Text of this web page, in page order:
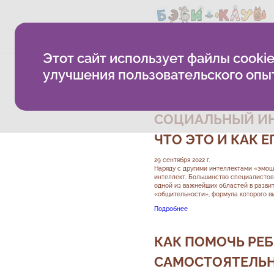
Бэби-клуб
СОЦИАЛЬНЫЙ
ЧТО ЭТО И КАК
29 сентября 2022 г.
Наряду с другими интеллектами
интеллект. Большинство
одной из важнейших областей в
«общительности», формула которого
Подробнее
КАК ПОМОЧЬ
Этот сайт использует файлы
улучшения пользовательского